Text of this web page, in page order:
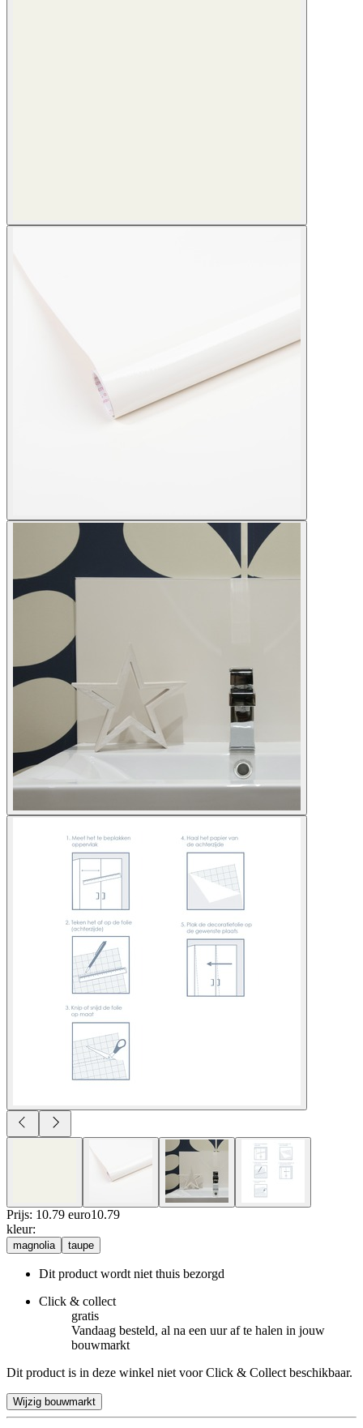
Prijs: 10.79 euro10.79
kleur:
magnolia taupe
Dit product wordt niet thuis bezorgd
Click & collect
gratis
Vandaag besteld, al na een uur af te halen in jouw
bouwmarkt
Dit product is in deze winkel niet voor Click & Collect beschikbaar.
Wijzig bouwmarkt